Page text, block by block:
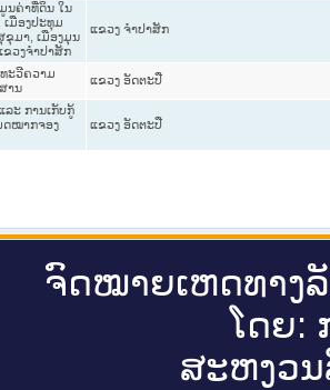
ນຄ່າທີ່ດິນ ໃນ
ມືອງປະທຸມ
ຂຸມາ, ເມືອງມຸນ
ຂວງຈຳປາສັກ
ແຂວງ ຈໍາປາສັກ
ະວີຄວາມ
ານ
ແຂວງ ອັດຕະປື
ະ ການເກັບກູ້
ດໝາກຈອງ
ແຂວງ ອັດຕະປື
ຈົດ​ໝາຍ​ເຫດ​ທາງ​
ໂດຍ:
ສະ​ຫງວນ​